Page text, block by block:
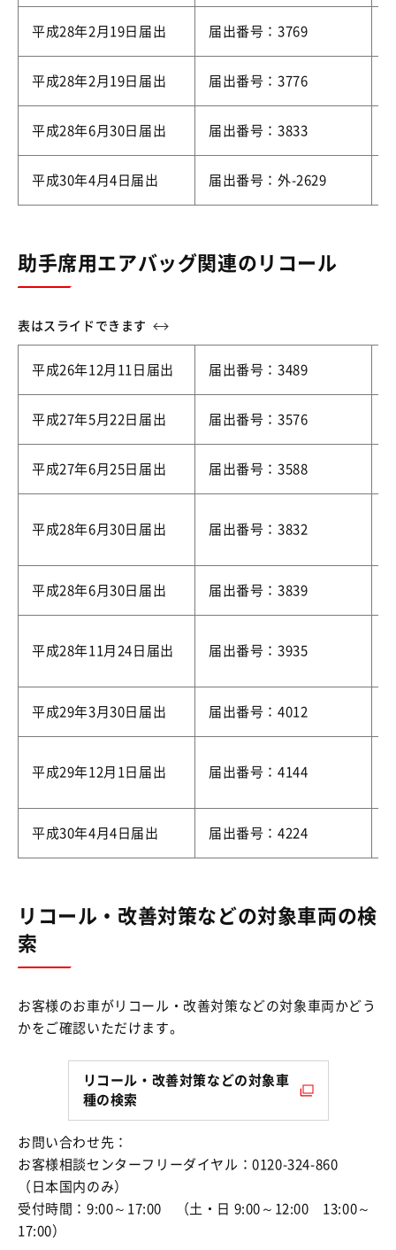
平成28年2月19日届出 届出番号：3769
平成28年2月19日届出 届出番号：3776
平成28年6月30日届出 届出番号：3833
平成30年4月4日届出 届出番号：外-2629
助手席用エアバッグ関連のリコール
平成26年12月11日届出 届出番号：3489
平成27年5月22日届出 届出番号：3576
平成27年6月25日届出 届出番号：3588
平成28年6月30日届出 届出番号：3832
平成28年6月30日届出 届出番号：3839
平成28年11月24日届出 届出番号：3935
平成29年3月30日届出 届出番号：4012
平成29年12月1日届出 届出番号：4144
平成30年4月4日届出 届出番号：4224
リコール・改善対策などの対象車両の検
索
お客様のお車がリコール・改善対策などの対象車両かどう
かをご確認いただけます。
リコール・改善対策などの対象車
種の検索
お問い合わせ先：
お客様相談センターフリーダイヤル：0120-324-860
（日本国内のみ）
受付時間：9:00～17:00 （土・日 9:00～12:00 13:00～
17:00）